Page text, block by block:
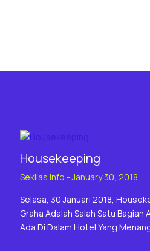
Housekeeping
Sekilas Info -January 30, 2018
Selasa, 30 Januari 2018,
Graha Adalah Salah Satu
Ada Di Dalam Hotel Yang